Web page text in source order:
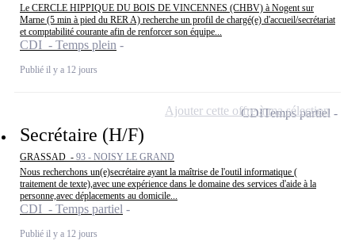
Le CERCLE HIPPIQUE DU BOIS DE VINCENNES (CHBV) à Nogent sur
Marne (5 min à pied du RER A) recherche un profil de chargé(e) d'accueil/secrétariat
et comptabilité courante afin de renforcer son équipe...
CDI - Temps plein
Publié il y a 12 jours
Secrétaire (H/F)
GRASSAD - 93 - NOISY LE GRAND
Nous recherchons un(e)secrétaire ayant la maîtrise de l'outil informatique (
traitement de texte),avec une expérience dans le domaine des services d'aide à la
personne,avec déplacements au domicile...
CDI - Temps partiel
Publié il y a 12 jours
CDITemps partiel
Ajouter cette offre à ma sélection